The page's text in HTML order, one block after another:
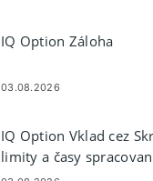
IQ Option Záloha
03.08.2026
IQ Option Vklad cez
limity a časy